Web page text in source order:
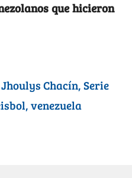
que hicieron
Jhoulys Chacín,Serie
, venezuela